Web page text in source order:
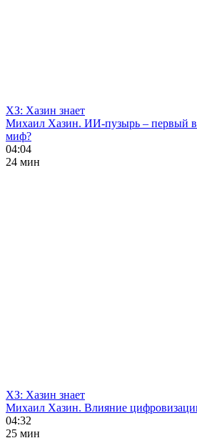
ХЗ: Хазин знает
Михаил Хазин. ИИ-пузырь – первый
миф?
04:04
24 мин
ХЗ: Хазин знает
Михаил Хазин. Влияние
04:32
25 мин